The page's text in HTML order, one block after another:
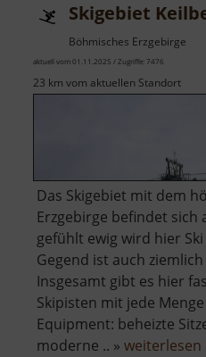
Skigebiet
Böhmisches Erzgebirge
aktuell vom 01.11.2025 / Zugriffe: 7476
23 km vom aktuellen Standort
Das Skigebiet mit dem
Erzgebirge befindet sich
gefühlt ewig wird hier
Gegend ist auch
Insgesamt gibt es hier
Skipisten mit jede
Equipment: beheizte
moderne .. » weiterlesen